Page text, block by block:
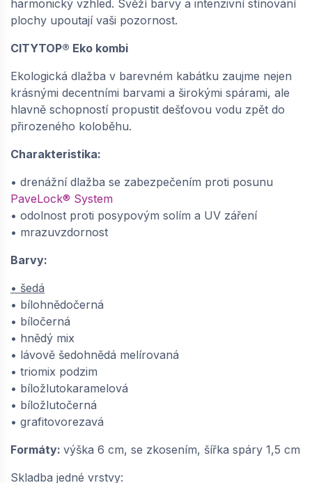
harmonický vzhled. Svěží barvy a intenzivní stínování
plochy upoutají vaši pozornost.
CITYTOP® Eko kombi
Ekologická dlažba v barevném kabátku zaujme nejen
krásnými decentními barvami a širokými spárami, ale
hlavně schopností propustit dešťovou vodu zpět do
přirozeného koloběhu.
Charakteristika:
• drenážní dlažba se zabezpečením proti posunu
PaveLock® System
• odolnost proti posypovým solím a UV záření
• mrazuvzdornost
Barvy:
• šedá
• bílohnědočerná
• bíločerná
• hnědý mix
• lávově šedohnědá melírovaná
• triomix podzim
• bíložlutokaramelová
• bíložlutočerná
• grafitovorezavá
Formáty: výška 6 cm, se zkosením, šířka spáry 1,5 cm
Skladba jedné vrstvy: